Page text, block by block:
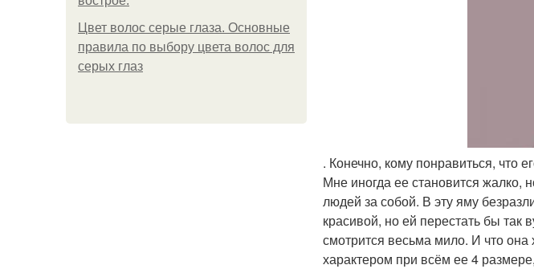
Цвет волос серые глаза. Основные
правила по выбору цвета волос для
серых глаз
. Конечно, кому понравиться, что
Мне иногда ее становится жалко,
людей за собой. В эту яму
красивой, но ей перестать бы так
смотрится весьма мило. И что она
характером при всём ее 4